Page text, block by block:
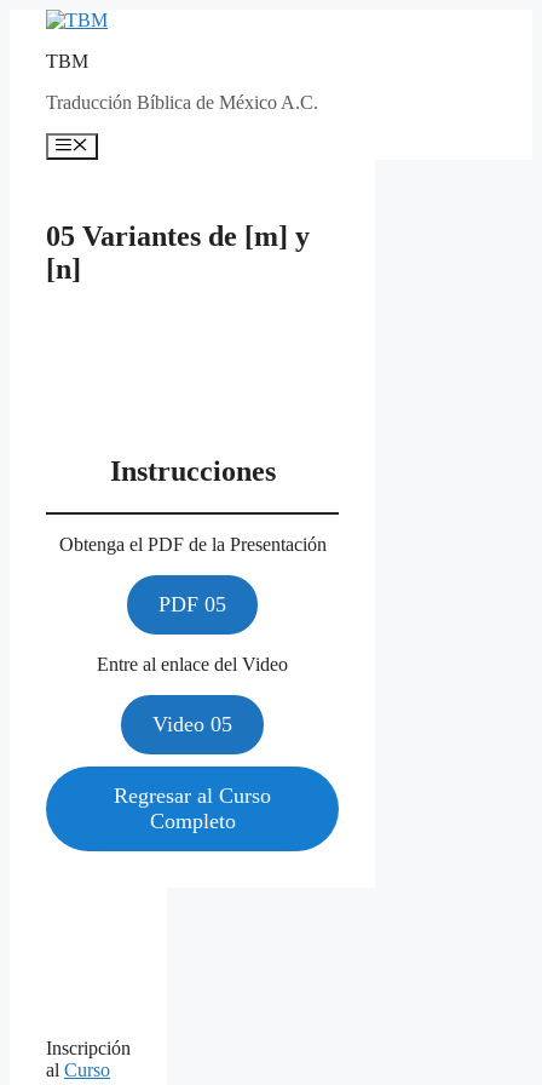
contentTBM
Traducción Bíblica de México A.C.
Menu
05 Variantes de [m] y
[n]
Instrucciones
Obtenga el PDF de la Presentación
PDF 05
Entre al enlace del Video
Video 05
Regresar al Curso
Completo
Inscripción
al Curso